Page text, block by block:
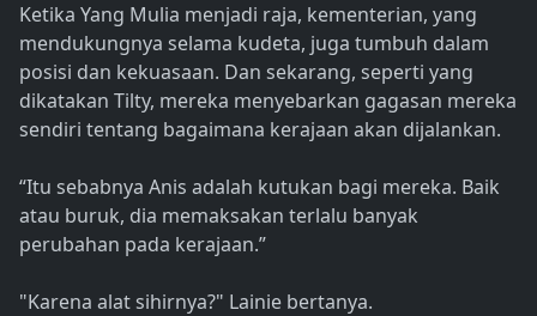
Ketika Yang Mulia menjadi raja, kementerian, yang
mendukungnya selama kudeta, juga tumbuh dalam
posisi dan kekuasaan. Dan sekarang, seperti yang
dikatakan Tilty, mereka menyebarkan gagasan mereka
sendiri tentang bagaimana kerajaan akan dijalankan.
“Itu sebabnya Anis adalah kutukan bagi mereka. Baik
atau buruk, dia memaksakan terlalu banyak
perubahan pada kerajaan.”
"Karena alat sihirnya?" Lainie bertanya.